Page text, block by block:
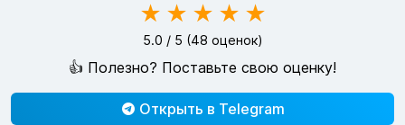
★ ★ ★ ★ ★
5.0 / 5 (48 оценок)
👍 Полезно? Поставьте свою оценку!
Открыть в Telegram